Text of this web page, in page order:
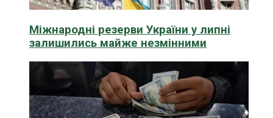
Міжнародні резерви України у липні
залишились майже незмінними